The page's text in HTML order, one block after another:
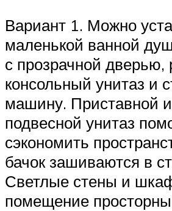
Вариант 1. Можно
маленькой ванной
с прозрачной дверью,
консольный унитаз и
машину. Приставной
подвесной унитаз
сэкономить
бачок зашиваются в
Светлые стены и
помещение